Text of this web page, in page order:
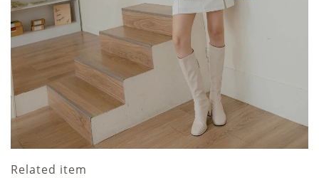
Related item